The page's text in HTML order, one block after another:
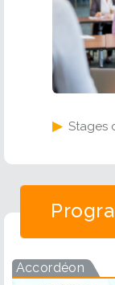
▶ Stages
Accordéon